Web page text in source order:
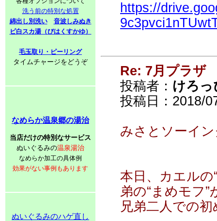
洗う前の特別な処置
綿出し別洗い
音波しみぬき
ビ白スカ湯（びはくすかゆ）
毛玉取り・ピーリング
タイムチャージをどうぞ
なめらか温泉郷の湯治
当店だけの特別なサービス
ぬいぐるみの温泉湯治
なめらか加工の具体例
効果がない事例もあります
ぬいぐるみのハゲ直し
https://
Re: 7月プラザ
投稿者： けろっ
投稿日：2018/
みさとソーイ
本日、カエルの
弟の“まめモフ
兄弟二人での